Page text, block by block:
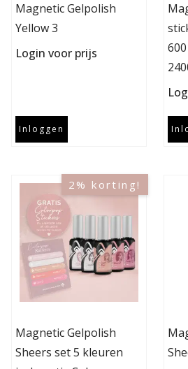
Magnetic Gelpolish
Yellow 3
Login voor prijs
Inloggen
2% korting!
Magnetic Gelpolish
Sheers set 5 kleuren